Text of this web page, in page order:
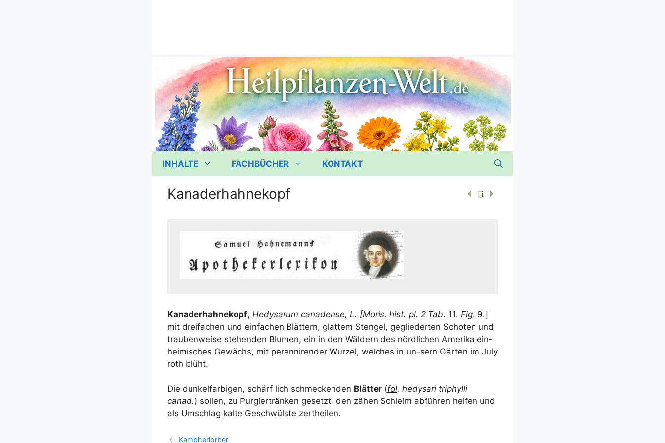
INHALTE FACHBÜCHER KONTAKT
Kanaderhahnekopf
Kanader­hah­ne­kopf, Hedy­sar­um cana­dense, L. [Moris. hist. pl. 2 Tab. 11. Fig. 9.]
mit drei­fa­chen und ein­fa­chen Blät­tern, glat­tem Sten­gel, geglie­der­ten Scho­ten und
trau­ben­wei­se ste­hen­den Blu­men, ein in den Wäl­dern des nörd­li­chen Ame­ri­ka ein­
hei­mi­sches Gewächs, mit peren­ni­ren­der Wur­zel, wel­ches in un-sern Gär­ten im July
roth blüht.
Die dun­kel­far­bi­gen, schärf lich schme­cken­den Blät­ter (fol. hedy­sa­ri tri­phyl­li
canad.) sol­len, zu Pur­gier­trän­ken gesetzt, den zähen Schleim abfüh­ren hel­fen und
als Umschlag kal­te Geschwüls­te zertheilen.
Kampherlorber